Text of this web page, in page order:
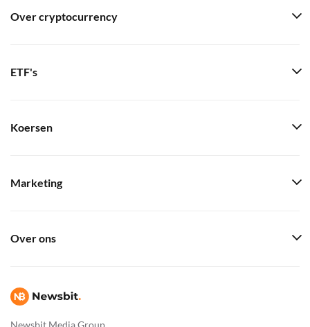
Newsbit Media Group
Over cryptocurrency
ETF's
Koersen
Marketing
Over ons